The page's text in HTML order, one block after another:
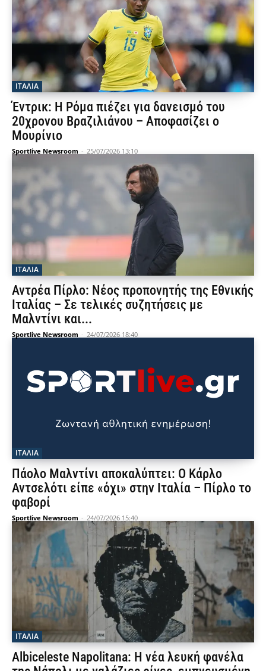
ΙΤΑΛΙΑ
Έντρικ: Η Ρόμα πιέζει για δανεισμό του
20χρονου Βραζιλιάνου – Αποφασίζει ο
Μουρίνιο
Sportlive Newsroom - 25/07/2026 13:10
ΙΤΑΛΙΑ
Αντρέα Πίρλο: Νέος προπονητής της Εθνικής
Ιταλίας – Σε τελικές συζητήσεις με
Μαλντίνι και...
Sportlive Newsroom - 24/07/2026 18:40
ΙΤΑΛΙΑ
Πάολο Μαλντίνι αποκαλύπτει: Ο Κάρλο
Αντσελότι είπε «όχι» στην Ιταλία – Πίρλο το
φαβορί
Sportlive Newsroom - 24/07/2026 15:40
ΙΤΑΛΙΑ
Albiceleste Napolitana: Η νέα λευκή φανέλα